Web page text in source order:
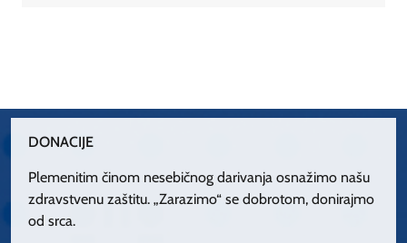
DONACIJE
Plemenitim činom nesebičnog darivanja osnažimo našu
zdravstvenu zaštitu. „Zarazimo“ se dobrotom, donirajmo
od srca.